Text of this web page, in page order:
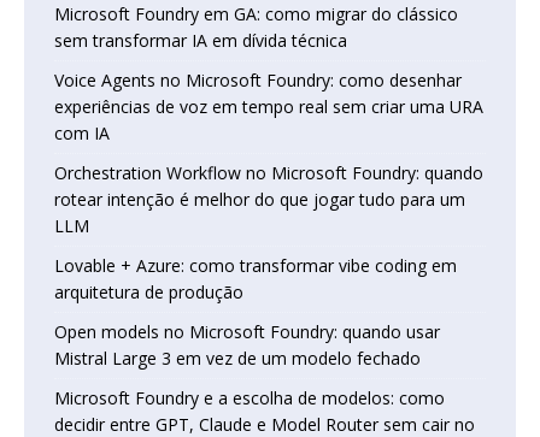
Microsoft Foundry em GA: como migrar do clássico
sem transformar IA em dívida técnica
Voice Agents no Microsoft Foundry: como desenhar
experiências de voz em tempo real sem criar uma URA
com IA
Orchestration Workflow no Microsoft Foundry: quando
rotear intenção é melhor do que jogar tudo para um
LLM
Lovable + Azure: como transformar vibe coding em
arquitetura de produção
Open models no Microsoft Foundry: quando usar
Mistral Large 3 em vez de um modelo fechado
Microsoft Foundry e a escolha de modelos: como
decidir entre GPT, Claude e Model Router sem cair no